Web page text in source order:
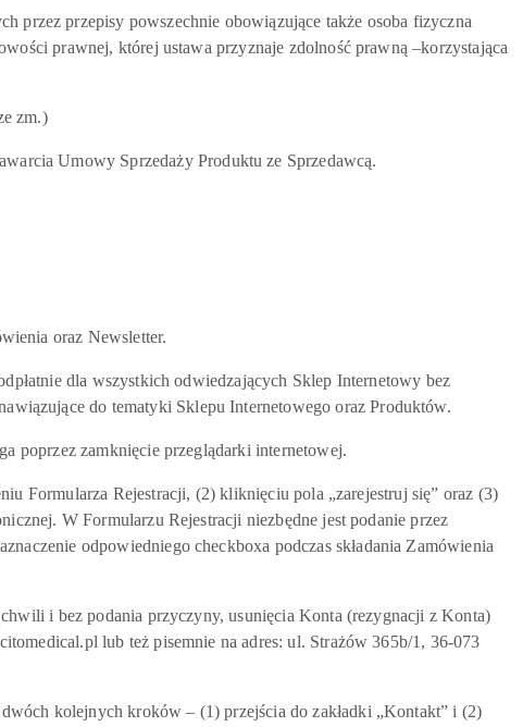
przez przepisy powszechnie obowiązujące także osoba fizyczna
prawnej, której ustawa przyznaje zdolność prawną –korzystająca
zm.)
Umowy Sprzedaży Produktu ze Sprzedawcą.
oraz Newsletter.
dla wszystkich odwiedzających Sklep Internetowy bez
do tematyki Sklepu Internetowego oraz Produktów.
poprzez zamknięcie przeglądarki internetowej.
Formularza Rejestracji, (2) kliknięciu pola „zarejestruj się” oraz (3)
W Formularzu Rejestracji niezbędne jest podanie przez
odpowiedniego checkboxa podczas składania Zamówienia
i bez podania przyczyny, usunięcia Konta (rezygnacji z Konta)
lub też pisemnie na adres: ul. Strażów 365b/1, 36-073
kolejnych kroków – (1) przejścia do zakładki „Kontakt” i (2)